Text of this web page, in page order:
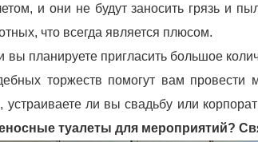
и они не будут заносить грязь и
что всегда является плюсом.
вы планируете пригласить большое
торжеств помогут вам провести
устраиваете ли вы свадьбу или
туалеты для мероприятий?